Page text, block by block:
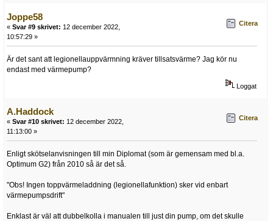
Joppe58
« Svar #9 skrivet: 12 december 2022,
10:57:29 »
Citera
Är det sant att legionellauppvärmning kräver tillsatsvärme? Jag kör nu
endast med värmepump?
Loggat
A.Haddock
« Svar #10 skrivet: 12 december 2022,
11:13:00 »
Citera
Enligt skötselanvisningen till min Diplomat (som är gemensam med bl.a.
Optimum G2) från 2010 så är det så.
"Obs! Ingen toppvärmeladdning (legionellafunktion) sker vid enbart
värmepumpsdrift"
Enklast är väl att dubbelkolla i manualen till just din pump, om det skulle